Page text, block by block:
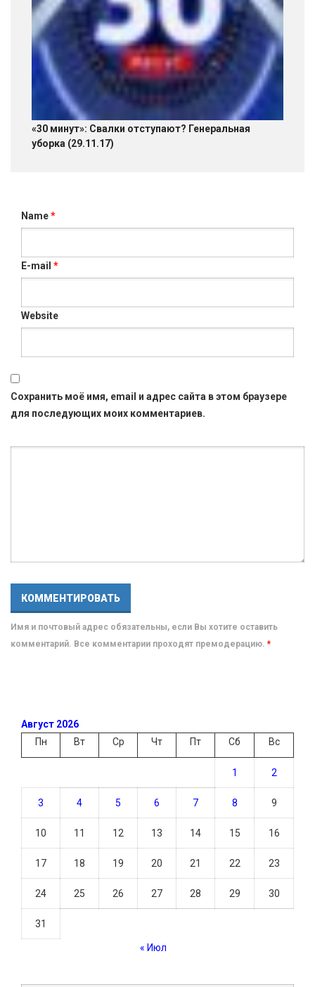
«30 минут»: Свалки отступают? Генеральная
уборка (29.11.17)
Name*
E-mail *
Website
Сохранить моё имя, email и адрес сайта в этом браузере
для последующих моих комментариев.
Имя и почтовый адрес обязательны, если Вы хотите оставить
комментарий. Все комментарии проходят премодерацию. *
Август 2026
Пн
Вт Ср Чт Пт Сб Вс
1 2
3 4 5 6 7 8 9
10 11 12 13 14 15 16
17 18 19 20 21 22 23
24 25 26 27 28 29 30
31
« Июл